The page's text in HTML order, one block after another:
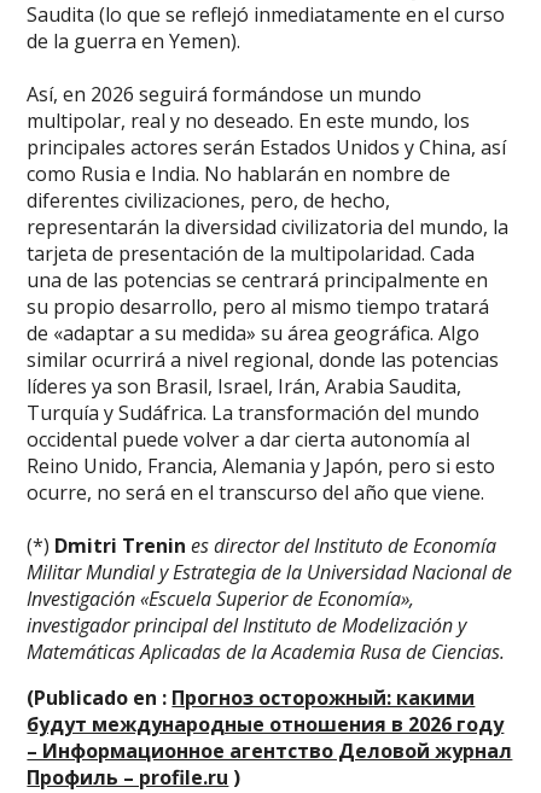
Saudita (lo que se reflejó inmediatamente en el curso
de la guerra en Yemen).
Así, en 2026 seguirá formándose un mundo
multipolar, real y no deseado. En este mundo, los
principales actores serán Estados Unidos y China, así
como Rusia e India. No hablarán en nombre de
diferentes civilizaciones, pero, de hecho,
representarán la diversidad civilizatoria del mundo, la
tarjeta de presentación de la multipolaridad. Cada
una de las potencias se centrará principalmente en
su propio desarrollo, pero al mismo tiempo tratará
de «adaptar a su medida» su área geográfica. Algo
similar ocurrirá a nivel regional, donde las potencias
líderes ya son Brasil, Israel, Irán, Arabia Saudita,
Turquía y Sudáfrica. La transformación del mundo
occidental puede volver a dar cierta autonomía al
Reino Unido, Francia, Alemania y Japón, pero si esto
ocurre, no será en el transcurso del año que viene.
(*) Dmitri Trenin esdirector del Instituto de Economía
Militar Mundial y Estrategia de la Universidad Nacional de
Investigación «Escuela Superior de Economía»,
investigador principal del Instituto de Modelización y
Matemáticas Aplicadas de la Academia Rusa de Ciencias.
(Publicado en : Прогноз осторожный: какими
будут международные отношения в 2026 году
– Информационное агентство Деловой журнал
Профиль – profile.ru )